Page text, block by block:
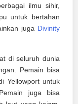
ilmu sihir,
untuk bertahan
juga Divinity
di seluruh dunia
Pemain bisa
Yellowport untuk
juga bisa